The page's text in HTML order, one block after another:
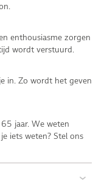
enthousiasme zorgen
wordt verstuurd.
in. Zo wordt het geven
jaar. We weten
iets weten? Stel ons